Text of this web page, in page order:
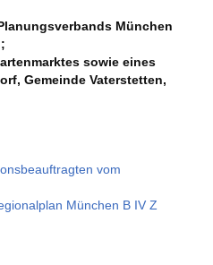
München
sowie eines
Gemeinde Vaterstetten,
vom
München B IV Z